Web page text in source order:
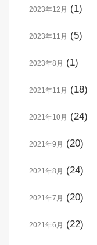
2023年12月 (1)
2023年11月 (5)
2023年8月 (1)
2021年11月 (18)
2021年10月 (24)
2021年9月 (20)
2021年8月 (24)
2021年7月 (20)
2021年6月 (22)